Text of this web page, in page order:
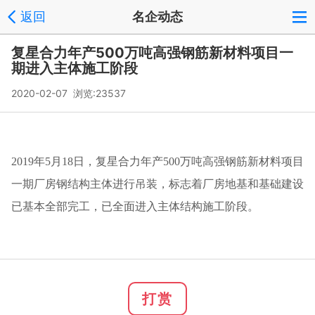
返回 名企动态
复星合力年产500万吨高强钢筋新材料项目一
期进入主体施工阶段
2020-02-07 浏览:23537
2019年5月18日，复星合力年产500万吨高强钢筋新材料项目
一期厂房钢结构主体进行吊装，标志着厂房地基和基础建设
已基本全部完工，已全面进入主体结构施工阶段。
打赏